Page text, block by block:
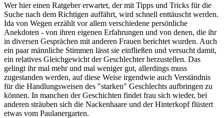
Wer hier einen Ratgeber erwartet, der mit Tipps und Tricks für die
Suche nach dem Richtigen auffährt, wird schnell enttäuscht werden.
Ida von Wegen erzählt vor allem verschiedene persönliche
Anekdoten - von ihren eigenen Erfahrungen und von denen, die ihr
in diversen Gesprächen mit anderen Frauen berichtet wurden. Auch
ein paar männliche Stimmen lässt sie einfließen und versucht damit,
ein relatives Gleichgewicht der Geschlechter herzustellen. Das
gelingt ihr mal mehr und mal weniger gut, allerdings muss
zugestanden werden, auf diese Weise irgendwie auch Verständnis
für die Handlungsweisen des "starken" Geschlechts aufbringen zu
können. In manchen der Geschichten findet frau sich wieder, bei
anderen sträuben sich die Nackenhaare und der Hinterkopf flüstert
etwas vom Paulanergarten.